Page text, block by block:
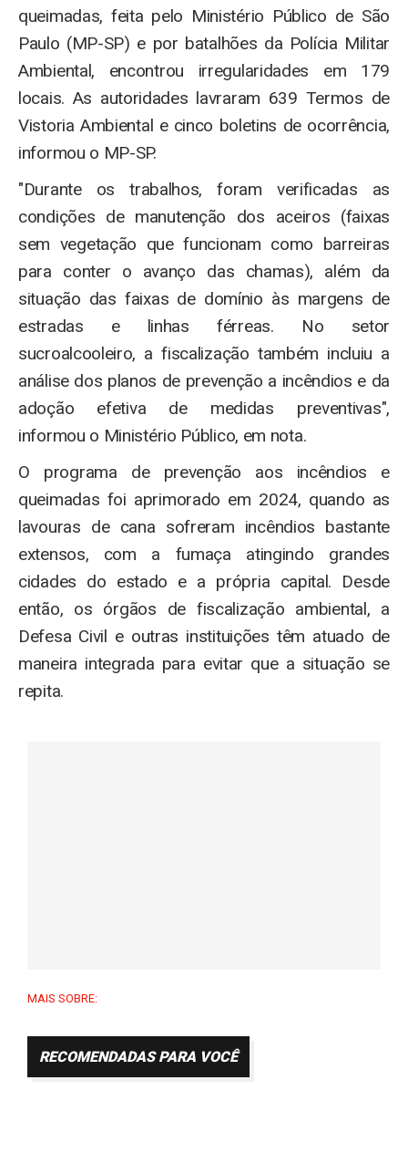
queimadas, feita pelo Ministério Público de São
Paulo (MP-SP) e por batalhões da Polícia Militar
Ambiental, encontrou irregularidades em 179
locais. As autoridades lavraram 639 Termos de
Vistoria Ambiental e cinco boletins de ocorrência,
informou o MP-SP.
"Durante os trabalhos, foram verificadas as
condições de manutenção dos aceiros (faixas
sem vegetação que funcionam como barreiras
para conter o avanço das chamas), além da
situação das faixas de domínio às margens de
estradas e linhas férreas. No setor
sucroalcooleiro, a fiscalização também incluiu a
análise dos planos de prevenção a incêndios e da
adoção efetiva de medidas preventivas",
informou o Ministério Público, em nota.
O programa de prevenção aos incêndios e
queimadas foi aprimorado em 2024, quando as
lavouras de cana sofreram incêndios bastante
extensos, com a fumaça atingindo grandes
cidades do estado e a própria capital. Desde
então, os órgãos de fiscalização ambiental, a
Defesa Civil e outras instituições têm atuado de
maneira integrada para evitar que a situação se
repita.
MAIS SOBRE:
RECOMENDADAS PARA VOCÊ